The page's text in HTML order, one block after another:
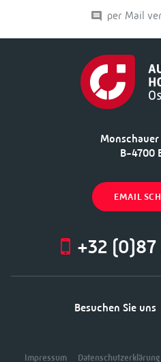
per Mail
Monschauer
B-4700
EMAIL
+32
Besuchen Sie uns
Impressum Datenschutzerklärung